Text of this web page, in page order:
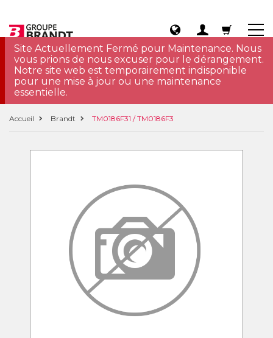
Site Actuellement Fermé pour Maintenance. Nous
vous prions de nous excuser pour le dérangement.
Notre site web est temporairement indisponible
pour une mise à jour ou une maintenance
essentielle.
Accueil Brandt TM0186F31 / TM0186F3